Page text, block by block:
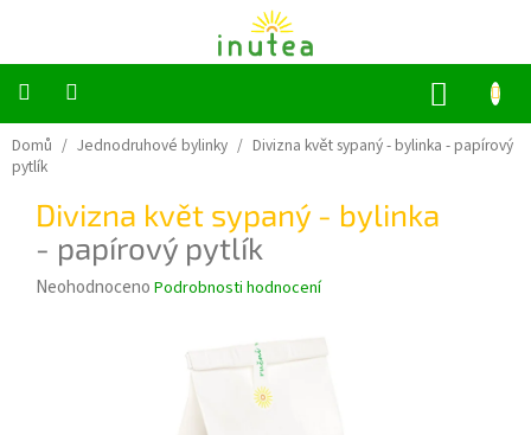
Bylinné
a
ovocné
Jednodruhové
bylinky
Domů / Jednodruhové bylinky / Divizna květ sypaný - bylinka - papírový
pytlík
Divizna květ sypaný - bylinka
- papírový pytlík
Průměrné
Neohodnoceno Podrobnosti hodnocení